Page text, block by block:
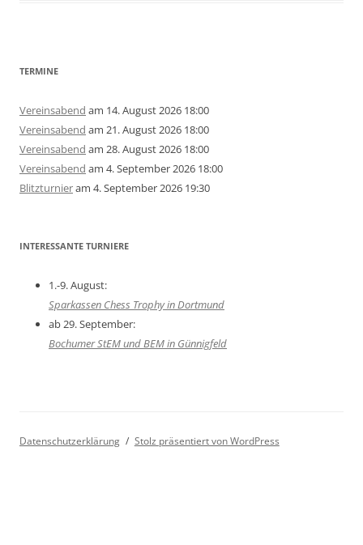
TERMINE
Vereinsabend am 14. August 2026 18:00
Vereinsabend am 21. August 2026 18:00
Vereinsabend am 28. August 2026 18:00
Vereinsabend am 4. September 2026 18:00
Blitzturnieram 4. September 2026 19:30
INTERESSANTE TURNIERE
1.-9. August:
Sparkassen Chess Trophy in Dortmund
ab 29. September:
Bochumer StEM und BEM in Günnigfeld
Datenschutzerklärung Stolz präsentiert von WordPress